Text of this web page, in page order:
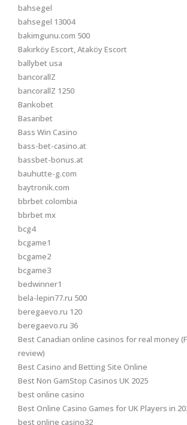
bahsegel
bahsegel 13004
bakimgunu.com 500
Bakırköy Escort, Ataköy Escort
ballybet usa
bancorallZ
bancorallZ 1250
Bankobet
Basaribet
Bass Win Casino
bass-bet-casino.at
bassbet-bonus.at
bauhutte-g.com
baytronik.com
bbrbet colombia
bbrbet mx
bcg4
bcgame1
bcgame2
bcgame3
bedwinner1
bela-lepin77.ru 500
beregaevo.ru 120
beregaevo.ru 36
Best Canadian online casinos for real money
review)
Best Casino and Betting Site Online
Best Non GamStop Casinos UK 2025
best online casino
Best Online Casino Games for UK Players in
best online casino32